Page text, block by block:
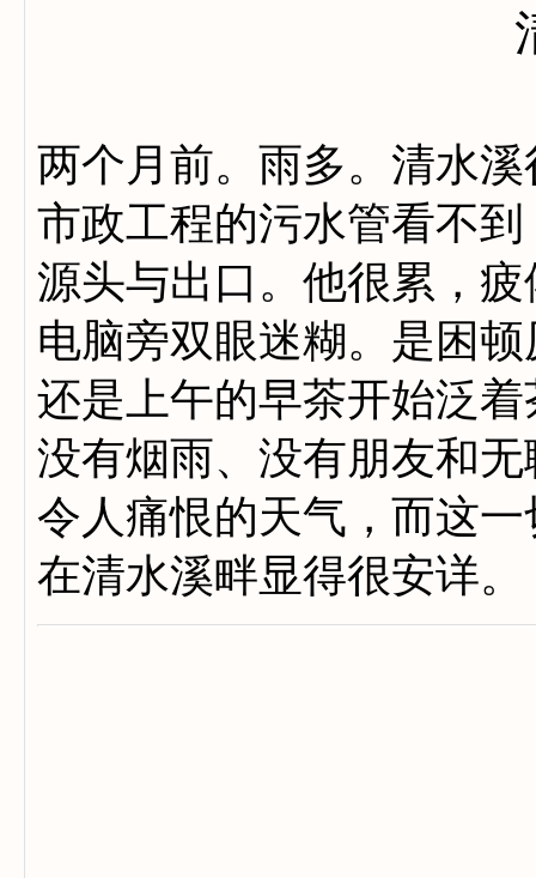
两个月前。雨多。清水溪
市政工程的污水管看不到
源头与出口。他很累，
电脑旁双眼迷糊。是困
还是上午的早茶开始泛
没有烟雨、没有朋友和
令人痛恨的天气，而这一
在清水溪畔显得很安详。